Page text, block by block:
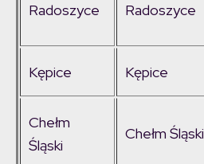
Radoszyce Radoszyce
Kępice Kępice
Chełm
Śląski
Chełm Śląski